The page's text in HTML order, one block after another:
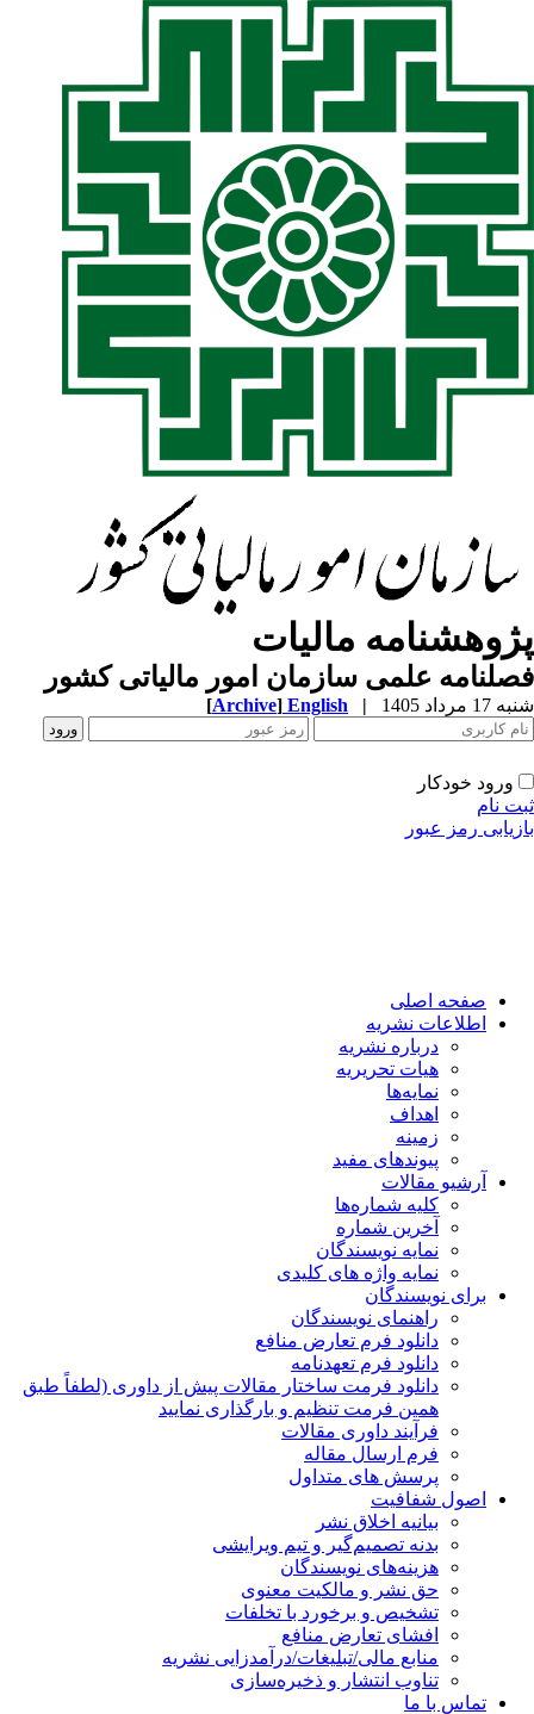
مالیات
علمی سازمان امور مالیاتی کشور
مرداد 1405 |
English
[Archive]
ورود خودکار
نام
رمز عبور
صفحه اصلی
اطلاعات نشریه
درباره نشریه
هیات تحریریه
نمایه‌ها
اهداف
زمینه
پیوندهای مفید
آرشیو مقالات
کلیه شماره‌ها
آخرین شماره
نمایه نویسندگان
نمایه واژه های کلیدی
برای نویسندگان
راهنمای نویسندگان
دانلود فرم تعارض منافع
دانلود فرم تعهدنامه
دانلود فرمت ساختار مقالات پیش از داوری (لطفاً طبق
همین فرمت تنظیم و بارگذاری نمایید
فرآیند داوری مقالات
فرم ارسال مقاله
پرسش های متداول
اصول شفافیت
بیانیه اخلاق نشر
بدنه تصمیم‌گیر و تیم ویرایشی
هزینه‌های نویسندگان
حق نشر و مالکیت معنوی
تشخیص و برخورد با تخلفات
افشای تعارض منافع
منابع مالی/تبلیغات/درآمدزایی نشریه
تناوب انتشار و ذخیره‌سازی
تماس با ما